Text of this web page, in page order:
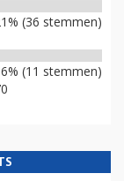
(36 stemmen)
6% (11 stemmen)